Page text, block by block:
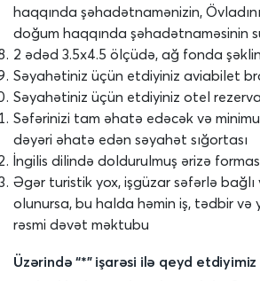
haqqında şəhadətnamənizin,
doğum haqqında şəhadətnaməsinin
2 ədəd 3.5x4.5 ölçüdə, ağ fonda
Səyahətiniz üçün etdiyiniz aviabilet
Səyahətiniz üçün etdiyiniz otel
Səfərinizi tam əhatə edəcək və
dəyəri əhatə edən səyahət sığortası
İngilis dilində doldurulmuş ərizə
Əgər turistik yox, işgüzar səfərlə
olunursa, bu halda həmin iş, tədbir və
rəsmi dəvət məktubu
Üzərində “*” işarəsi ilə qeyd